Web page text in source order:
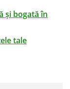
și bogată în
tale